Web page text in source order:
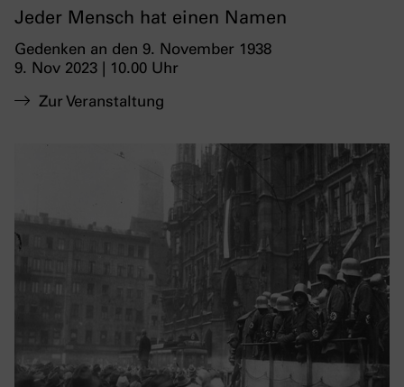
Jeder Mensch hat einen Namen
Gedenken an den 9. November 1938
9. Nov 2023 | 10.00 Uhr
Zur Veranstaltung